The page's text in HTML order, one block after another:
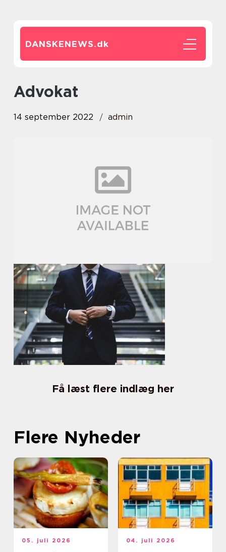
DANSKENEWS.dk
advokat
14 september 2022 admin
Få læst flere indlæg her
Flere Nyheder
05. juli 2026 04. juli 2026